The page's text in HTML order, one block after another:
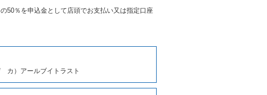
及び第５条に定める場合を除き、相互に
第１項若しくは第２項各号のいずれかに
50％を申込金として店頭でお支払い又は指定口座
）アールブイトラスト